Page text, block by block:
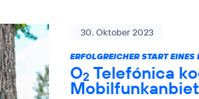
30. Oktober 2023
ERFOLGREICHER START
O2 Telefónica